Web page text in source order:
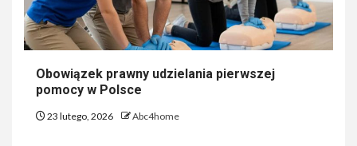
Obowiązek prawny udzielania pierwszej
pomocy w Polsce
23 lutego, 2026 Abc4home